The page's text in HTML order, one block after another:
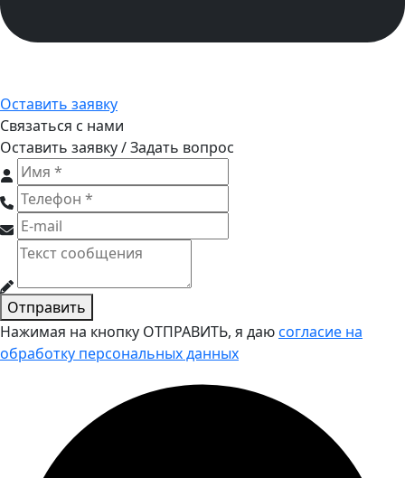
Оставить заявку
Связаться с нами
Оставить заявку / Задать вопрос
Отправить
Нажимая на кнопку ОТПРАВИТЬ, я даюсогласие на
обработку персональных данных